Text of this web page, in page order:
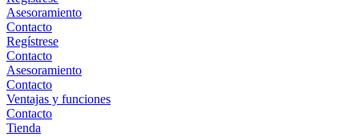
Asesoramiento
Contacto
Regístrese
Contacto
Asesoramiento
Contacto
Ventajas y funciones
Contacto
Tienda